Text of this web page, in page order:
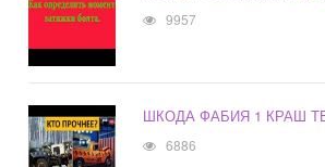
9957
ШКОДА ФАБИЯ 1 КРАШ
6886